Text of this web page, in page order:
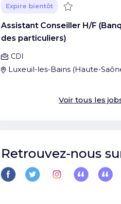
Expire bientôt Sauvegarder
Assistant Conseiller H/F
des particuliers)
CDI
Luxeuil-les-Bains (Haute-
Voir tous les
Retrouvez-nous